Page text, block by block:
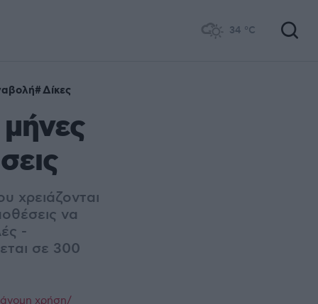
34 °C
Δίκες
χρειάζονται
να
-
σε 300
χρήση/